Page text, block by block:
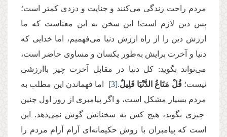
مردم راحت زندگی می‌کنند و جنایت و دزدی کمتر است؛
پس دین لازم است! این سخن به این معناست که ما
ارزش دین را از راه ارزش دنیا می‌فهمیم، اما خدایی ‌‌که
دنیا و آخرت برایش به‌طور یکسان و مساوی حاضر است،
می‌تواند بگوید: کل دنیا در مقابل آخرت چیز باارزشی
نیست؛قُلْ مَتَاعُ الدَّنْیَا قَلِیلٌ.
[3] اما فهماندن این مطلب به
مردم بسیار مشکل است، و اگر پیامبری از روز اول چنین
چیزی بگوید، هیچ کس به سخنانش گوش نمی‌دهد. این
است که پیامبران با روش حکیمانه‌ای آرام آرام مردم را